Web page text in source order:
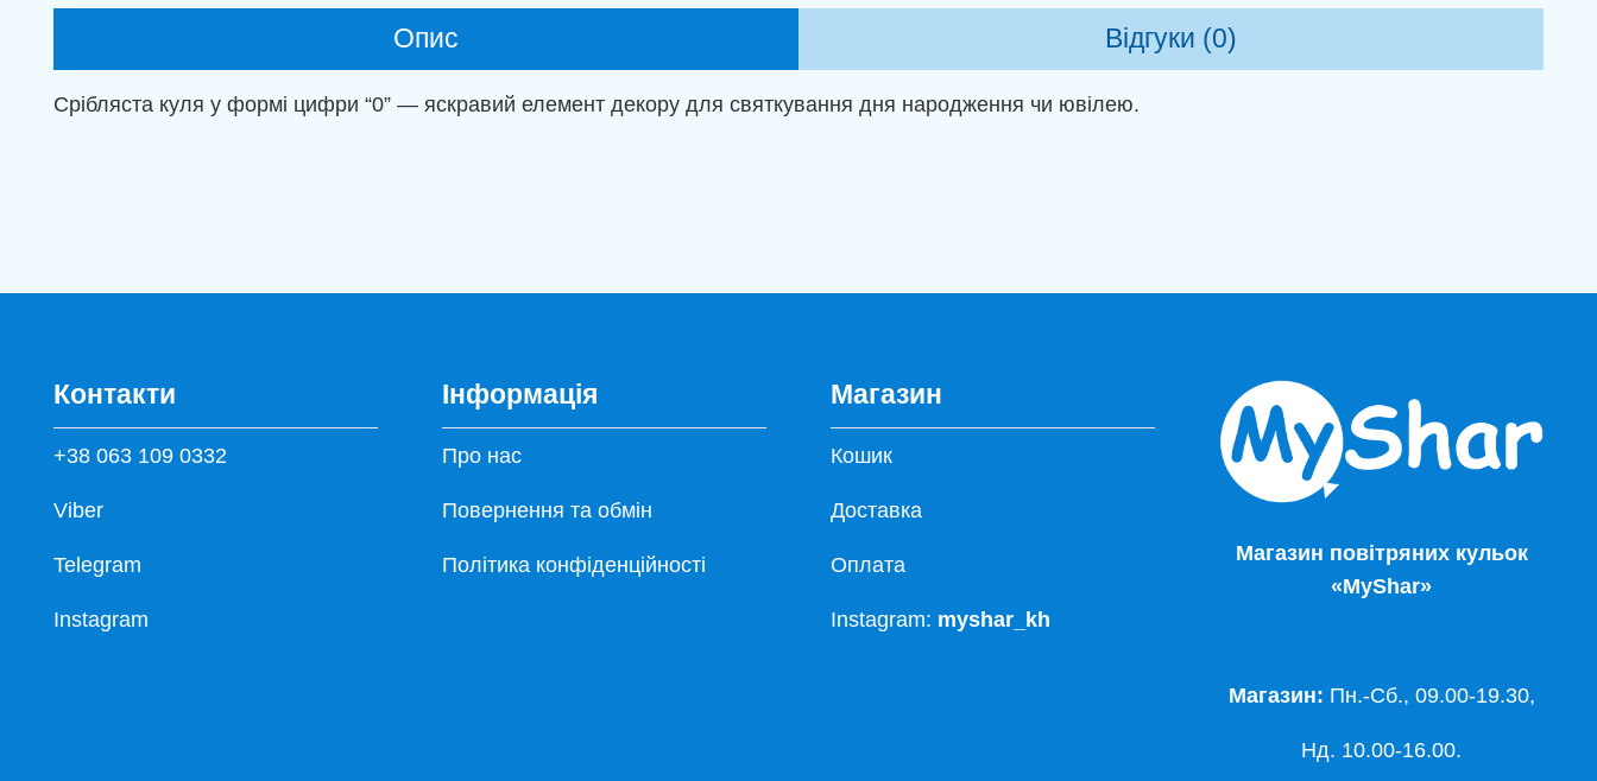
Опис Відгуки (0)
Срібляста куля у формі цифри “0” — яскравий елемент декору для святкування дня народження чи ювілею.
Контакти
+38 063 109 0332
Viber
Telegram
Instagram
Інформація
Про нас
Повернення та обмін
Політика конфіденційності
Магазин
Кошик
Доставка
Оплата
Instagram: myshar_kh
Магазин повітряних кульок
«MyShar»
Магазин: Пн.-Сб., 09.00-19.30,
Нд. 10.00-16.00.